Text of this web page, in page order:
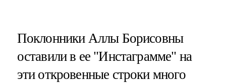
Поклонники Аллы Борисовны
оставили в ее "Инстаграмме" на
эти откровенные строки много